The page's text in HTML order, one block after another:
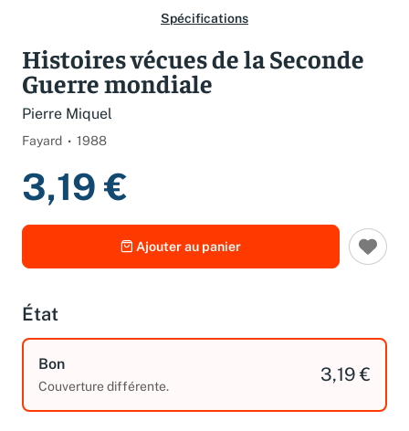
Spécifications
Histoires vécues de la Seconde
Guerre mondiale
Pierre Miquel
Fayard 1988
3,19 €
Ajouter au panier
État
Bon
Couverture différente.
3,19 €